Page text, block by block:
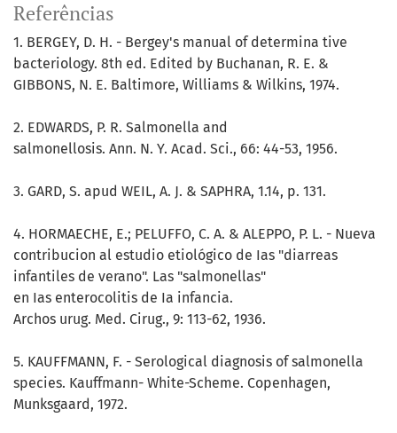
Referências
1. BERGEY, D. H. - Bergey's manual of determina tive
bacteriology. 8th ed. Edited by Buchanan, R. E. &
GIBBONS, N. E. Baltimore, Williams & Wilkins, 1974.
2. EDWARDS, P. R. Salmonella and
salmonellosis. Ann. N. Y. Acad. Sci., 66: 44-53, 1956.
3. GARD, S. apud WEIL, A. J. & SAPHRA, 1.14, p. 131.
4. HORMAECHE, E.; PELUFFO, C. A. & ALEPPO, P. L. - Nueva
contribucion al estudio etiológico de Ias "diarreas
infantiles de verano". Las "salmonellas"
en Ias enterocolitis de Ia infancia.
Archos urug. Med. Cirug., 9: 113-62, 1936.
5. KAUFFMANN, F. - Serological diagnosis of salmonella
species. Kauffmann- White-Scheme. Copenhagen,
Munksgaard, 1972.